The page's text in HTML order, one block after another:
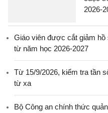
2026-
Giáo viên được cắt giảm
từ năm học 2026-2027
Từ 15/9/2026, kiểm tra tần
từ xa
Bộ Công an chính thức